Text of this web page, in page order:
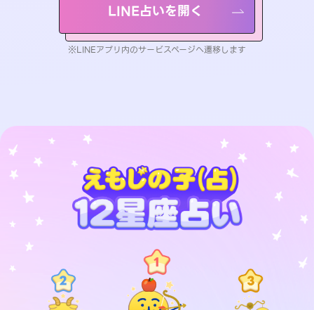
LINE占いを開く
※LINEアプリ内のサービスページへ遷移します